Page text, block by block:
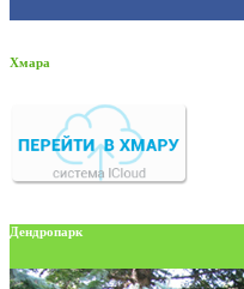
Хмара
Дендропарк